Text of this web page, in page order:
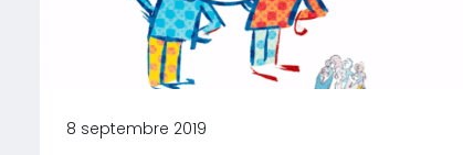
8 septembre 2019